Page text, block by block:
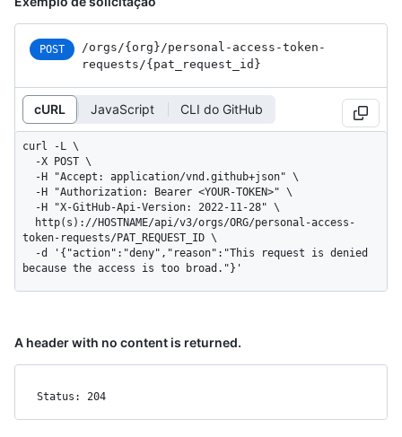
POST /orgs /{org} /personal-access-token-
requests /{pat_ request_ id}
cURL JavaScript CLI do GitHub
curl -L \
token-requests/PAT_REQUEST_ID \
because the access is too broad."}'
A header with no content is returned.
Status: 204